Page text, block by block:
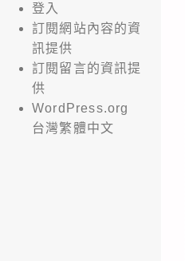
登入
訂閱網站內容的資
訊提供
訂閱留言的資訊提
供
WordPress.org
台灣繁體中文